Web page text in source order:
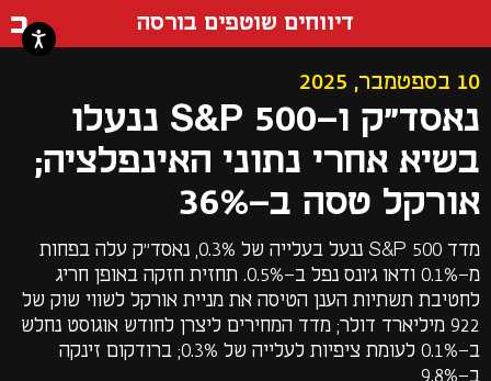
דיווחים שוטפים בורסה
נאסד"ק ו-S&P 500 ננעלו
בשיא אחרי נתוני האינפלציה;
אורקל טסה ב-36%
מדד S&P 500 ננעל בעלייה של 0.3%, נאסד"ק עלה בפחות
מ-0.1% ודאו ג'ונס נפל ב-0.5%. תחזית חזקה באופן חריג
לחטיבת תשתיות הענן הטיסה את מניית אורקל לשווי שוק של
922 מיליארד דולר; מדד המחירים ליצרן לחודש אוגוסט נחלש
ב-0.1% לעומת ציפיות לעלייה של 0.3%; ברודקום זינקה
ב-9.8%
10 בספטמבר, 2025